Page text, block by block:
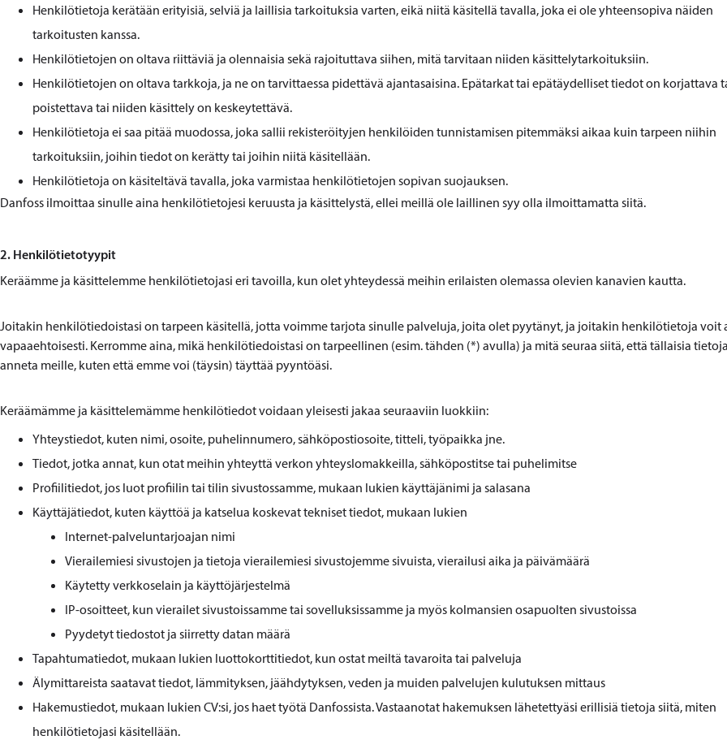
Henkilötietoja kerätään erityisiä, selviä ja laillisia tarkoituksia varten, eikä niitä käsitellä tavalla, joka ei ole yhteensopiva näiden
tarkoitusten kanssa.
Henkilötietojen on oltava riittäviä ja olennaisia sekä rajoituttava siihen, mitä tarvitaan niiden käsittelytarkoituksiin.
Henkilötietojen on oltava tarkkoja, ja ne on tarvittaessa pidettävä ajantasaisina. Epätarkat tai epätäydelliset tiedot on korjattava
poistettava tai niiden käsittely on keskeytettävä.
Henkilötietoja ei saa pitää muodossa, joka sallii rekisteröityjen henkilöiden tunnistamisen pitemmäksi aikaa kuin tarpeen niihin
tarkoituksiin, joihin tiedot on kerätty tai joihin niitä käsitellään.
Henkilötietoja on käsiteltävä tavalla, joka varmistaa henkilötietojen sopivan suojauksen.
Danfoss ilmoittaa sinulle aina henkilötietojesi keruusta ja käsittelystä, ellei meillä ole laillinen syy olla ilmoittamatta siitä.
2. Henkilötietotyypit
Keräämme ja käsittelemme henkilötietojasi eri tavoilla, kun olet yhteydessä meihin erilaisten olemassa olevien kanavien kautta.
Joitakin henkilötiedoistasi on tarpeen käsitellä, jotta voimme tarjota sinulle palveluja, joita olet pyytänyt, ja joitakin henkilötietoja voit
vapaaehtoisesti. Kerromme aina, mikä henkilötiedoistasi on tarpeellinen (esim. tähden (*) avulla) ja mitä seuraa siitä, että tällaisia
anneta meille, kuten että emme voi (täysin) täyttää pyyntöäsi.
Keräämämme ja käsittelemämme henkilötiedot voidaan yleisesti jakaa seuraaviin luokkiin:
Yhteystiedot, kuten nimi, osoite, puhelinnumero, sähköpostiosoite, titteli, työpaikka jne.
Tiedot, jotka annat, kun otat meihin yhteyttä verkon yhteyslomakkeilla, sähköpostitse tai puhelimitse
Profiilitiedot, jos luot profiilin tai tilin sivustossamme, mukaan lukien käyttäjänimi ja salasana
Käyttäjätiedot, kuten käyttöä ja katselua koskevat tekniset tiedot, mukaan lukien
Internet-palveluntarjoajan nimi
Vierailemiesi sivustojen ja tietoja vierailemiesi sivustojemme sivuista, vierailusi aika ja päivämäärä
Käytetty verkkoselain ja käyttöjärjestelmä
IP-osoitteet, kun vierailet sivustoissamme tai sovelluksissamme ja myös kolmansien osapuolten sivustoissa
Pyydetyt tiedostot ja siirretty datan määrä
Tapahtumatiedot, mukaan lukien luottokorttitiedot, kun ostat meiltä tavaroita tai palveluja
Älymittareista saatavat tiedot, lämmityksen, jäähdytyksen, veden ja muiden palvelujen kulutuksen mittaus
Hakemustiedot, mukaan lukien CV:si, jos haet työtä Danfossista. Vastaanotat hakemuksen lähetettyäsi erillisiä tietoja siitä, miten
henkilötietojasi käsitellään.